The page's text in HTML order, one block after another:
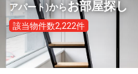
アパート)からお部屋探し
該当物件数2,222件